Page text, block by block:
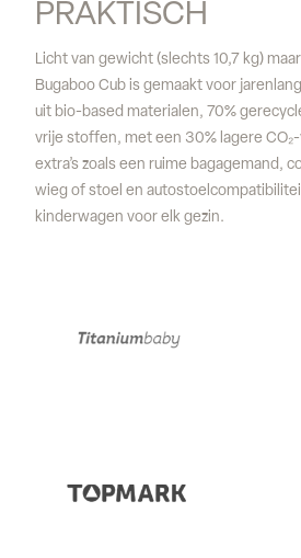
PRAKTISCH
Licht van gewicht (slechts 10,7 kg)
Bugaboo Cub is gemaakt voor
uit bio-based materialen, 70%
vrije stoffen, met een 30% lagere
extra’s zoals een ruime bagagemand,
wieg of stoel en
kinderwagen voor elk gezin.